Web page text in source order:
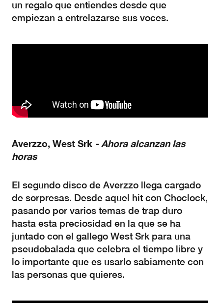
un regalo que entiendes desde que
empiezan a entrelazarse sus voces.
Averzzo, West Srk - Ahora alcanzan las
horas
El segundo disco de Averzzo llega cargado
de sorpresas. Desde aquel hit con Choclock,
pasando por varios temas de trap duro
hasta esta preciosidad en la que se ha
juntado con el gallego West Srk para una
pseudobalada que celebra el tiempo libre y
lo importante que es usarlo sabiamente con
las personas que quieres.